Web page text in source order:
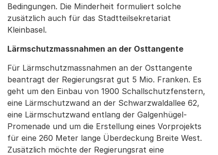
Bedingungen. Die Minderheit formuliert solche
zusätzlich auch für das Stadtteilsekretariat
Kleinbasel.
Lärmschutzmassnahmen an der Osttangente
Für Lärmschutzmassnahmen an der Osttangente
beantragt der Regierungsrat gut 5 Mio. Franken. Es
geht um den Einbau von 1900 Schallschutzfenstern,
eine Lärmschutzwand an der Schwarzwaldallee 62,
eine Lärmschutzwand entlang der Galgenhügel-
Promenade und um die Erstellung eines Vorprojekts
für eine 260 Meter lange Überdeckung Breite West.
Zusätzlich möchte der Regierungsrat eine